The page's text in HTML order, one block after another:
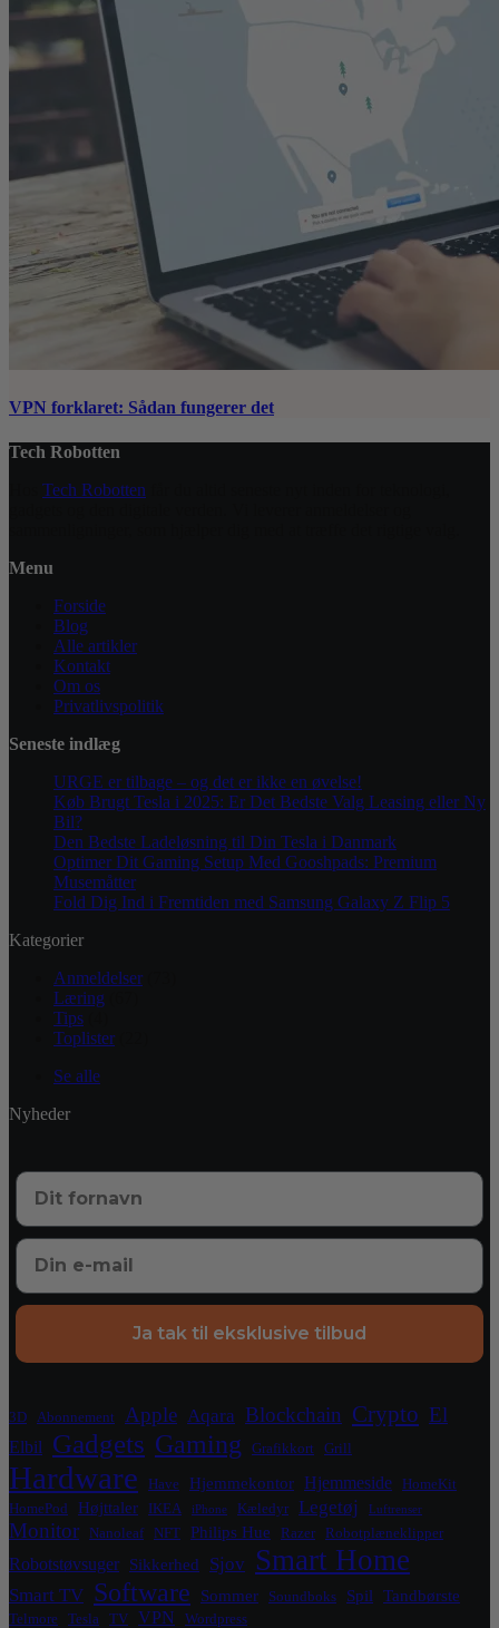
VPN forklaret: Sådan fungerer det
Tech Robotten
Tech Robotten
Menu
Forside
Blog
Alle artikler
Kontakt
Om os
Privatlivspolitik
Seneste indlæg
URGE er tilbage – og det er ikke en øvelse!
Køb Brugt Tesla i 2025: Er Det Bedste Valg Leasing eller Ny
Bil?
Den Bedste Ladeløsning til Din Tesla i Danmark
Optimer Dit Gaming Setup Med Gooshpads: Premium
Musemåtter
Fold Dig Ind i Fremtiden med Samsung Galaxy Z Flip 5
Kategorier
Anmeldelser
Læring
Tips
Toplister
Se alle
Nyheder
Ja tak til eksklusive tilbud
3D Abonnement Apple Aqara Blockchain Crypto El
Elbil Gadgets Gaming Grafikkort Grill
Hardware Have Hjemmekontor Hjemmeside
HomeKit
HomePod
Højttaler IKEA iPhone Kæledyr Legetøj Luftrenser
Monitor Nanoleaf NFT Philips Hue Razer Robotplæneklipper
Robotstøvsuger Sikkerhed Sjov Smart Home
Smart TV Software Sommer Soundboks Spil Tandbørste
Telmore Tesla TV VPN Wordpress